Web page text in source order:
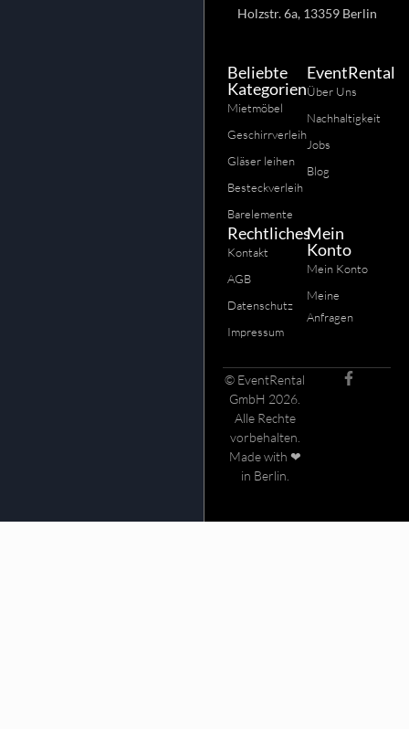
Holzstr. 6a, 13359 Berlin
Beliebte
Kategorien
Mietmöbel
Geschirrverleih
Gläser leihen
Besteckverleih
Barelemente
EventRental
Über Uns
Nachhaltigkeit
Jobs
Blog
Rechtliches
Kontakt
AGB
Datenschutz
Impressum
Mein
Konto
Mein Konto
Meine
Anfragen
© EventRental
GmbH 2026.
Alle Rechte
vorbehalten.
Made with ❤
in Berlin.